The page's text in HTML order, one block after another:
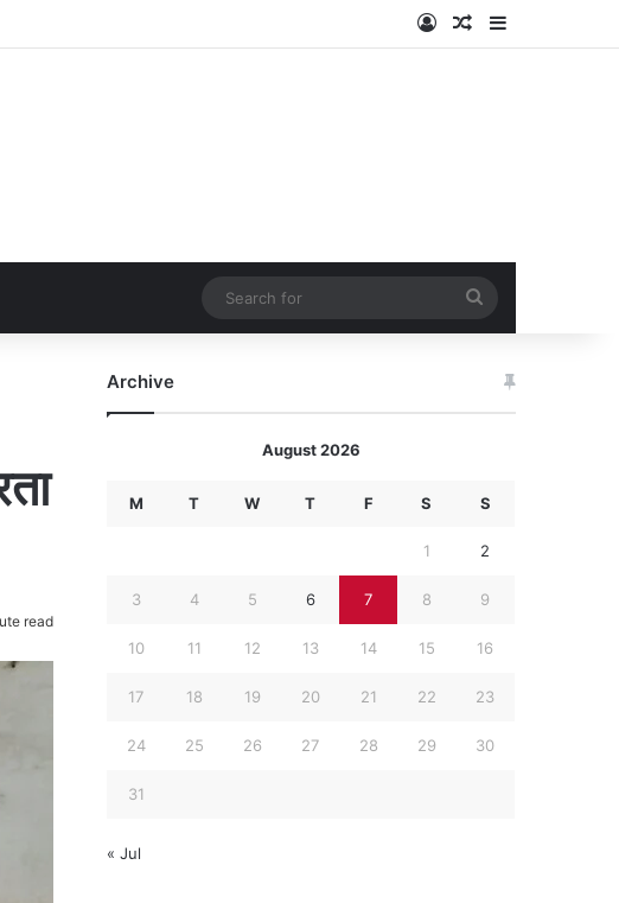
Log InRandom Article
Sidebar
for
read
Archive
August 2026
M T W T F S S
1 2
3 4 5 6 7 8 9
10 11 12 13 14 15 16
17 18 19 20 21 22 23
24 25 26 27 28 29 30
31
« Jul